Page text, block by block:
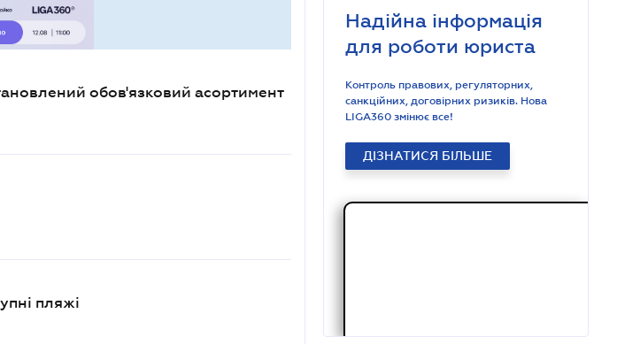
обов'язковий асортимент
пляжі
Надійна інформація
для роботи юриста
Контроль правових, регуляторних,
санкційних, договірних ризиків. Нова
LIGA360 змінює все!
ДІЗНАТИСЯ БІЛЬШЕ